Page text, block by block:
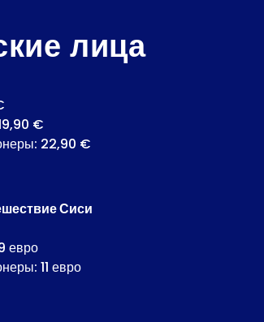
лица
€
22,90 €
Сиси
евро
11 евро